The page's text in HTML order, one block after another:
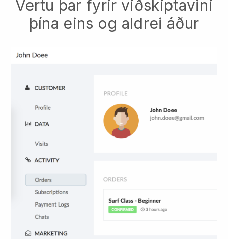
Vertu þar fyrir viðskiptavini
þína eins og aldrei áður